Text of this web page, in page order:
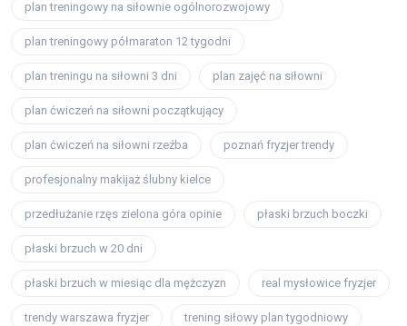
plan treningowy na siłownie ogólnorozwojowy
plan treningowy półmaraton 12 tygodni
plan treningu na siłowni 3 dni plan zajęć na siłowni
plan ćwiczeń na siłowni początkujący
plan ćwiczeń na siłowni rzeźba poznań fryzjer trendy
profesjonalny makijaż ślubny kielce
przedłużanie rzęs zielona góra opinie płaski brzuch boczki
płaski brzuch w 20 dni
płaski brzuch w miesiąc dla mężczyzn real mysłowice fryzjer
trendy warszawa fryzjer trening siłowy plan tygodniowy